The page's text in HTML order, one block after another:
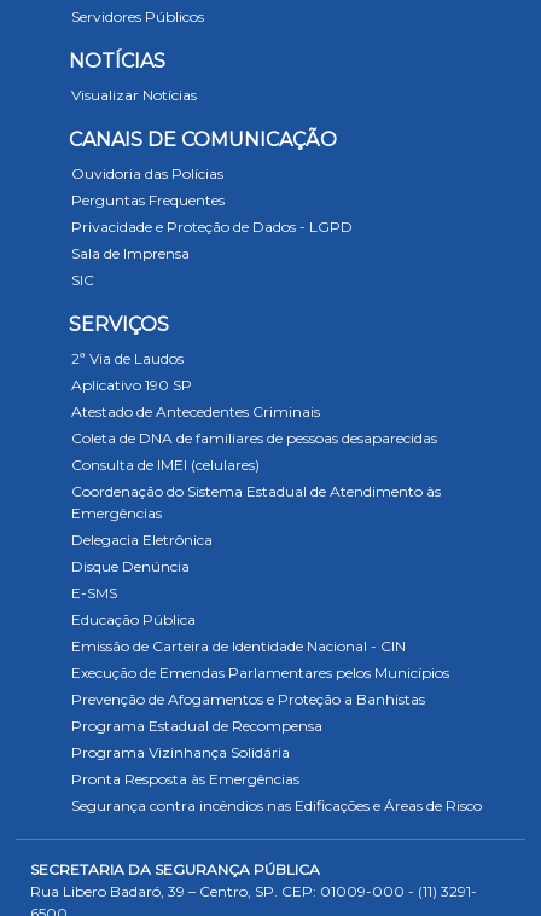
Servidores Públicos
NOTÍCIAS
Visualizar Notícias
CANAIS DE COMUNICAÇÃO
Ouvidoria das Polícias
Perguntas Frequentes
Privacidade e Proteção de Dados - LGPD
Sala de Imprensa
SIC
SERVIÇOS
2ª Via de Laudos
Aplicativo 190 SP
Atestado de Antecedentes Criminais
Coleta de DNA de familiares de pessoas desaparecidas
Consulta de IMEI (celulares)
Coordenação do Sistema Estadual de Atendimento às
Emergências
Delegacia Eletrônica
Disque Denúncia
E-SMS
Educação Pública
Emissão de Carteira de Identidade Nacional - CIN
Execução de Emendas Parlamentares pelos Municípios
Prevenção de Afogamentos e Proteção a Banhistas
Programa Estadual de Recompensa
Programa Vizinhança Solidária
Pronta Resposta às Emergências
Segurança contra incêndios nas Edificações e Áreas de Risco
SECRETARIA DA SEGURANÇA PÚBLICA
Rua Libero Badaró, 39 – Centro, SP. CEP: 01009-000 - (11) 3291-